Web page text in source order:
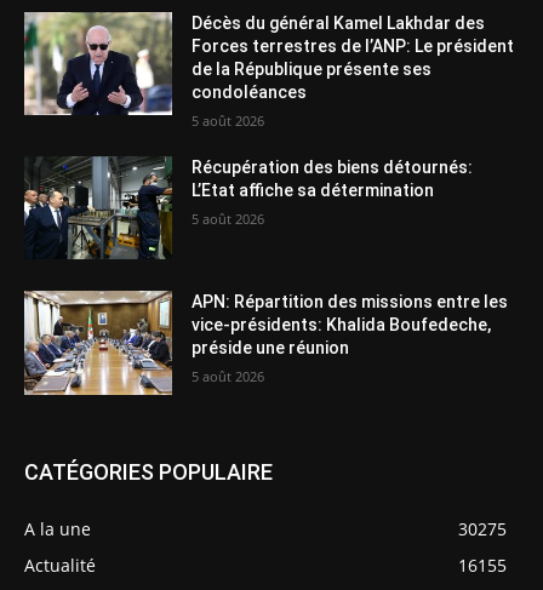
Décès du général Kamel Lakhdar des
Forces terrestres de l’ANP: Le président
de la République présente ses
condoléances
5 août 2026
Récupération des biens détournés:
L’Etat affiche sa détermination
5 août 2026
APN: Répartition des missions entre les
vice-présidents: Khalida Boufedeche,
préside une réunion
5 août 2026
CATÉGORIES POPULAIRE
A la une
30275
Actualité
16155